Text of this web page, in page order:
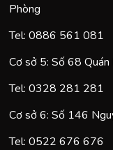
Phòng
Tel: 0886 561 081
Cơ sở 5: Số 68 Quán
Tel: 0328 281 281
Cơ sở 6: Số 146
Tel: 0522 676 676